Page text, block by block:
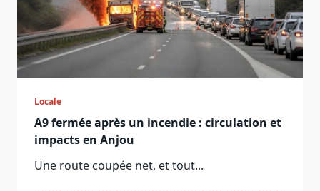
Locale
A9 fermée après un incendie : circulation et
impacts en Anjou
Une route coupée net, et tout...